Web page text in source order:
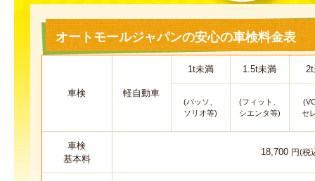
オートモールジャパンの安心の車検料金表
車検 軽自動車
1t未満 1.5t未満
(バッソ、
ソリオ等)
(フィット、
シエンタ等)
セ
車検
基本料
18,700 円(税